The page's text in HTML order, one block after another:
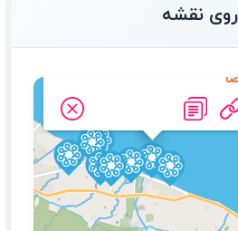
نقشه
اجاره آپارتمان _ بلوار امام